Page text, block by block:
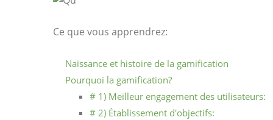
Ce que vous apprendrez:
Naissance et histoire de la gamification
Pourquoi la gamification?
# 1) Meilleur engagement des utilisateurs:
# 2) Établissement d'objectifs: